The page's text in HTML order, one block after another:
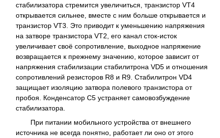
стабилизатора стремится увеличиться, транзистор VT4
открывается сильнее, вместе с ним больше открывается и
транзистор VT3. Это приводит к уменьшению напряжения
на затворе транзистора VT2, его канал сток-исток
увеличивает своё сопротивление, выходное напряжение
возвращается к прежнему значению, которое зависит от
напряжения стабилизации стабилитрона VD5 и отношения
сопротивлений резисторов R8 и R9. Стабилитрон VD4
защищает изоляцию затвора полевого транзистора от
пробоя. Конденсатор C5 устраняет самовозбуждение
стабилизатора.
При питании мобильного устройства от внешнего
источника не всегда понятно, работает ли оно от этого